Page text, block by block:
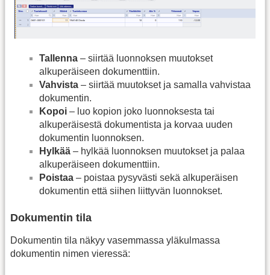
Tallenna – siirtää luonnoksen muutokset
alkuperäiseen dokumenttiin.
Vahvista – siirtää muutokset ja samalla vahvistaa
dokumentin.
Kopoi – luo kopion joko luonnoksesta tai
alkuperäisestä dokumentista ja korvaa uuden
dokumentin luonnoksen.
Hylkää – hylkää luonnoksen muutokset ja palaa
alkuperäiseen dokumenttiin.
Poistaa – poistaa pysyvästi sekä alkuperäisen
dokumentin että siihen liittyvän luonnokset.
Dokumentin tila
Dokumentin tila näkyy vasemmassa yläkulmassa
dokumentin nimen vieressä: